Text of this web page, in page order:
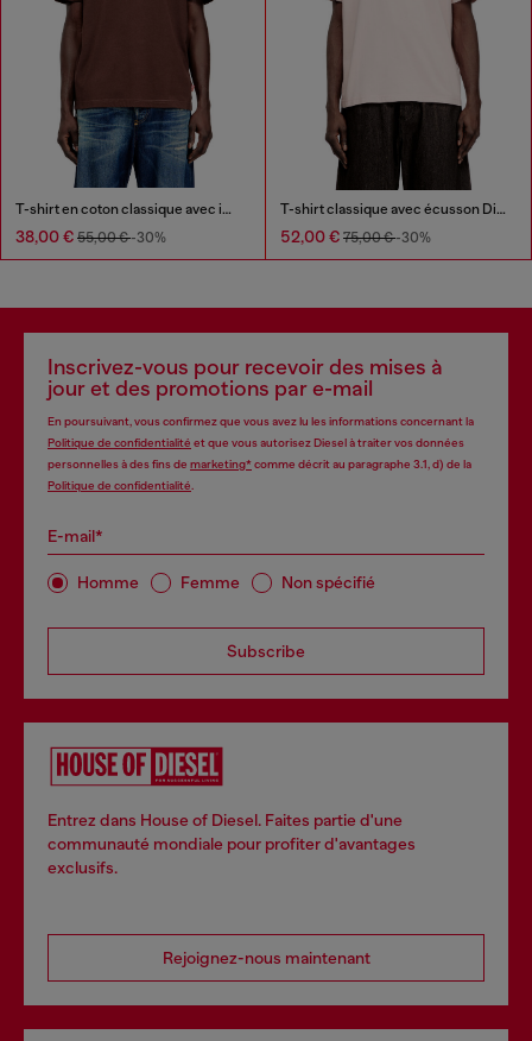
T-shirt en coton classique avec impression en relief
38,00 € 55,00 €-30%
T-shirt classique avec écusson Diesel et imprimé photo
52,00 € 75,00 €-30%
Inscrivez-vous pour recevoir des mises à
jour et des promotions par e-mail
En poursuivant, vous confirmez que vous avez lu les informations concernant la
Politique de confidentialité et que vous autorisez Diesel à traiter vos données
personnelles à des fins de marketing*comme décrit au paragraphe 3.1, d) de la
Politique de confidentialité
E-mail*
Homme Femme Non spécifié
Subscribe
Entrez dans House of Diesel. Faites partie d'une
communauté mondiale pour profiter d'avantages
exclusifs.
Rejoignez-nous maintenant